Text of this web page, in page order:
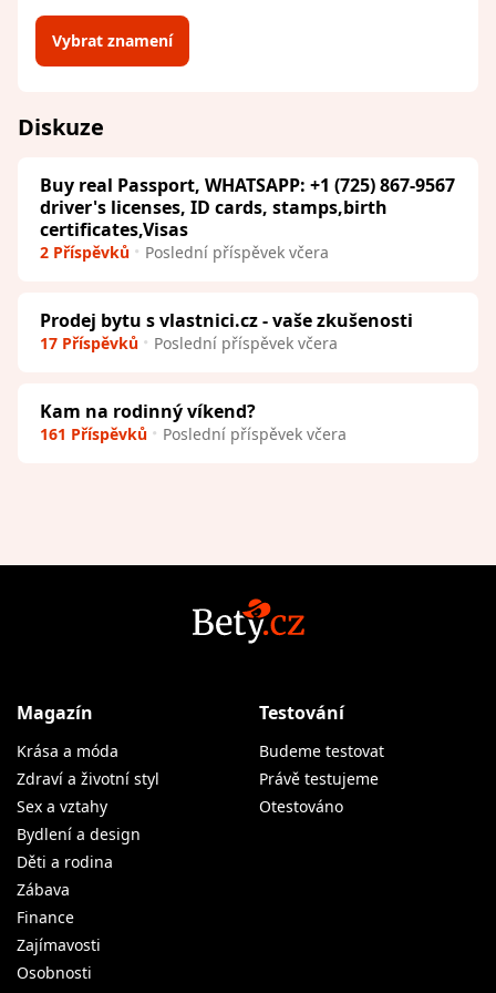
Vybrat znamení
Diskuze
Buy real Passport, WHATSAPP: +1 (725) 867-9567
driver's licenses, ID cards, stamps,birth
certificates,Visas
2 Příspěvků Poslední příspěvek včera
Prodej bytu s vlastnici.cz - vaše zkušenosti
17 Příspěvků Poslední příspěvek včera
Kam na rodinný víkend?
161 Příspěvků Poslední příspěvek včera
Magazín
Krása a móda
Zdraví a životní styl
Sex a vztahy
Bydlení a design
Děti a rodina
Zábava
Finance
Zajímavosti
Osobnosti
Testování
Budeme testovat
Právě testujeme
Otestováno